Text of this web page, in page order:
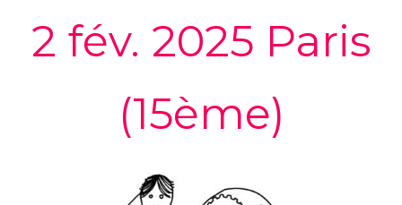
2 fév. 2025 Paris
(15ème)